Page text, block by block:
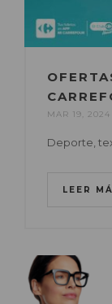
MAR 19, 2024
Deporte,
LEER